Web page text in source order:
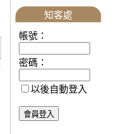
知客處
帳號：
密碼：
以後自動登入